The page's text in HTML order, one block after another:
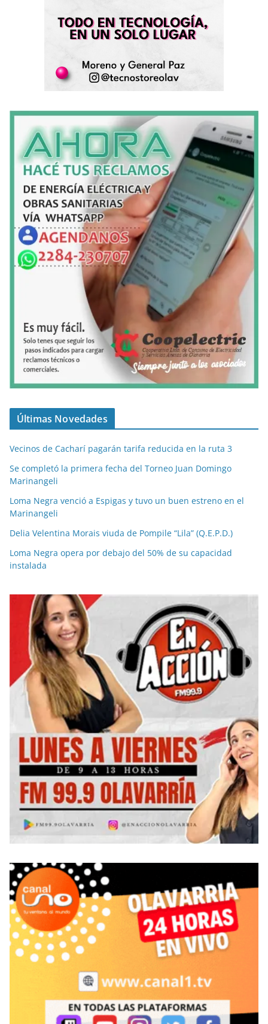
Últimas Novedades
Vecinos de Cacharí pagarán tarifa reducida en la ruta 3
Se completó la primera fecha del Torneo Juan Domingo
Marinangeli
Loma Negra venció a Espigas y tuvo un buen estreno en el
Marinangeli
Delia Velentina Morais viuda de Pompile “Lila” (Q.E.P.D.)
Loma Negra opera por debajo del 50% de su capacidad
instalada